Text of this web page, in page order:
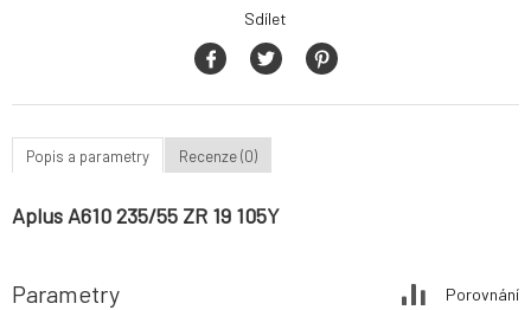
Sdílet
Popis a parametry Recenze (0)
Aplus A610 235/55 ZR 19 105Y
Parametry Porovnání